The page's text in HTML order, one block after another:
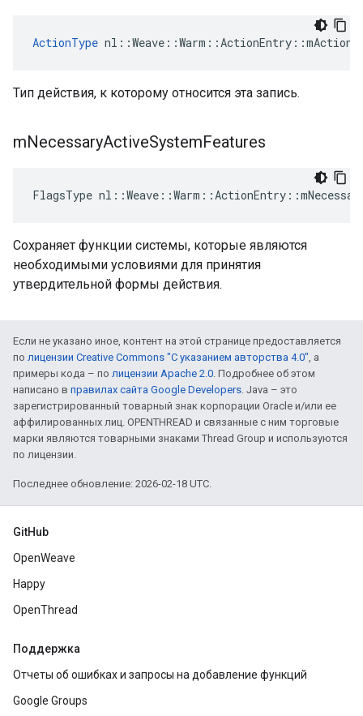
ActionType
Тип действия, к которому относится эта запись.
mNecessaryActiveSystemFeatures
FlagsType
Сохраняет функции системы, которые являются
необходимыми условиями для принятия
утвердительной формы действия.
Если не указано иное, контент на этой странице предоставляется
по лицензии Creative Commons "С указанием авторства 4.0", а
примеры кода – по лицензии Apache 2.0. Подробнее об этом
написано в правилах сайта Google Developers. Java – это
зарегистрированный товарный знак корпорации Oracle и/или ее
аффилированных лиц. OPENTHREAD и связанные с ним торговые
марки являются товарными знаками Thread Group и используются
по лицензии.
Последнее обновление: 2026-02-18 UTC.
GitHub
OpenWeave
Happy
OpenThread
Поддержка
Отчеты об ошибках и запросы на добавление функций
Google Groups